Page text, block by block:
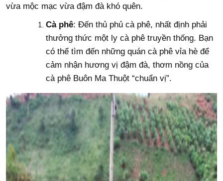
vừa mộc mạc vừa đậm đà khó quên.
Cà phê: Đến thủ phủ cà phê, nhất định phải
thưởng thức một ly cà phê truyền thống. Bạn
có thể tìm đến những quán cà phê vỉa hè để
cảm nhận hương vị đậm đà, thơm nồng của
cà phê Buôn Ma Thuột “chuẩn vị”.